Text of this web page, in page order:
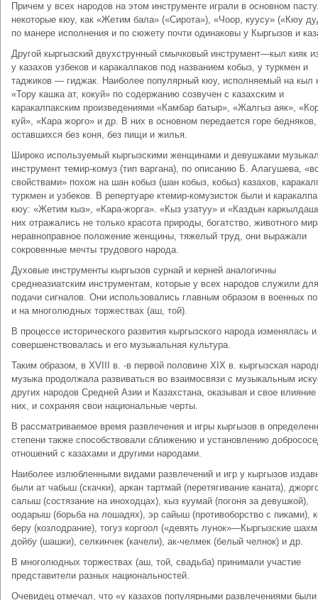
Причем у всех народов на этом инструменте играли в основном
некоторые кюу, как «Жетим бала» («Сирота»), «Чоор, куусу» («Кюу
по манере исполнения и по сюжету почти одинаковы у Кыргызов и
Другой кыргызский двухструнный смычковый инструмент—кыл кияк
у казахов узбеков и каракалпаков под названием кобыз, у туркмен и
таджиков — гиджак. Наиболее популярный кюу, исполняемый на кыл
«Тору кашка ат, кокуй» по содержанию созвучен с казахским и
каракалпакским произведениями «Камбар батыр», «Жалгыз аяк»,
куй», «Кара жорго» и др. В них в основном передается горе бедняков,
оставшихся без коня, без пищи и жилья.
Широко используемый кыргызскими женщинами и девушками
инструмент темир-комуз (тип варгана), по описанию Б. Алагушева,
свойствами» похож на шан кобыз (шан кобыз, кобыз) казахов,
туркмен и узбеков. В репертуаре ктемир-комузисток были и
кюу: «Жетим кыз», «Кара-жорга». «Кыз узатуу» и «Каздын
них отражались не только красота природы, богатство, животного
неравноправное положение женщины, тяжелый труд, они выражали
сокровенные мечты трудового народа.
Духовые инструменты кыргызов сурнай и керней аналогичны
среднеазиатским инструментам, которые у всех народов служили для
подачи сигналов. Они использовались главным образом в военных
и на многолюдных торжествах (аш, той).
В процессе исторического развития кыргызского народа изменялась и
совершенствовалась и его музыкальная культура.
Таким образом, в XVIII в. -в первой половине XIX в. кыргызская
музыка продолжала развиваться во взаимосвязи с музыкальным
других народов Средней Азии и Казахстана, оказывая и свое влияние
них, и сохраняя свои национальные черты.
В рассматриваемое время развлечения и игры кыргызов в
степени также способствовали сближению и установлению
отношений с казахами и другими народами.
Наиболее излюбленными видами развлечений и игр у кыргызов
были ат чабыш (скачки), аркан тартмай (перетягивание каната),
салыш (состязание на иноходцах), кыз куумай (погоня за девушкой),
оодарыш (борьба на лошадях), эр сайыш (противоборство с пиками),
беру (козлодрание), тогуз коргоол («девять лунок»—Кыргызские
дойбу (шашки), селкинчек (качели), ак-челмек (белый челнок) и др.
В многолюдных торжествах (аш, той, свадьба) принимали участие
представители разных национальностей.
Очевидец отмечал, что «у казахов популярными развлечениями были